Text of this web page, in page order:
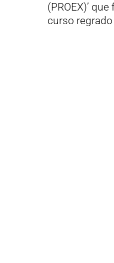
(PROEX)’
curso